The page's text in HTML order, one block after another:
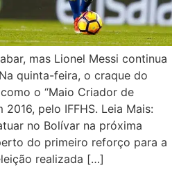
mas Lionel Messi continua
quinta-feira, o craque do
o “Maio Criador de
pelo IFFHS. Leia Mais:
no Bolívar na próxima
do primeiro reforço para a
realizada […]